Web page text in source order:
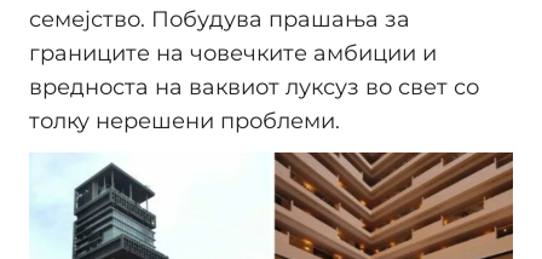
семејство. Побудува прашања за
границите на човечките амбиции и
вредноста на ваквиот луксуз во свет со
толку нерешени проблеми.